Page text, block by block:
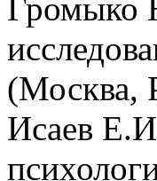
Громыко
(Москва,
Исаев